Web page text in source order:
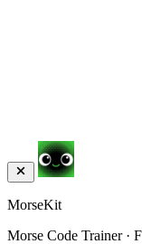
MorseKit
Morse Code Trainer ·